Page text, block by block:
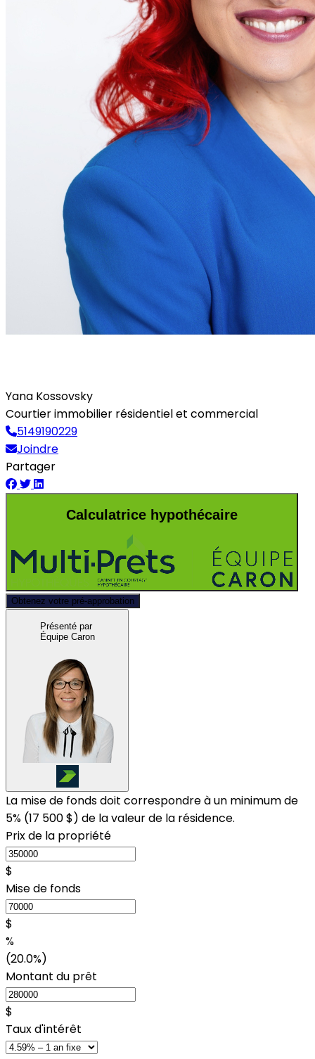
Yana Kossovsky
Courtier immobilier résidentiel et commercial
5149190229
Joindre
Partager
Calculatrice hypothécaire
Obtenez votre pré-approbation
Présenté par
Équipe Caron
La mise de fonds doit correspondre à un minimum de
5% (17 500 $) de la valeur de la résidence.
Prix de la propriété
$
Mise de fonds
$
%
(20.0%)
Montant du prêt
$
Taux d'intérêt